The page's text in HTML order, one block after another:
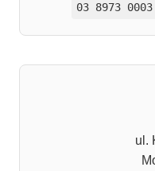
03 8973
ul.